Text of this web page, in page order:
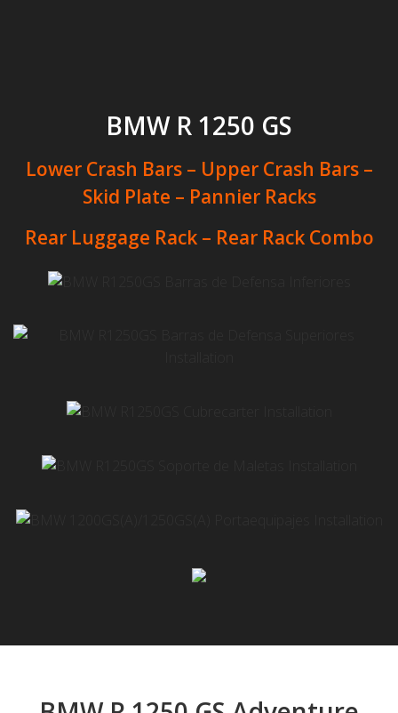
BMW R 1250 GS
Lower Crash Bars – Upper Crash Bars –
Skid Plate – Pannier Racks
Rear Luggage Rack – Rear Rack Combo